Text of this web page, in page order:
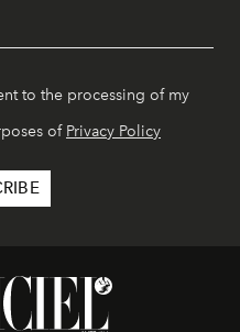
to the processing of my
of Privacy Policy